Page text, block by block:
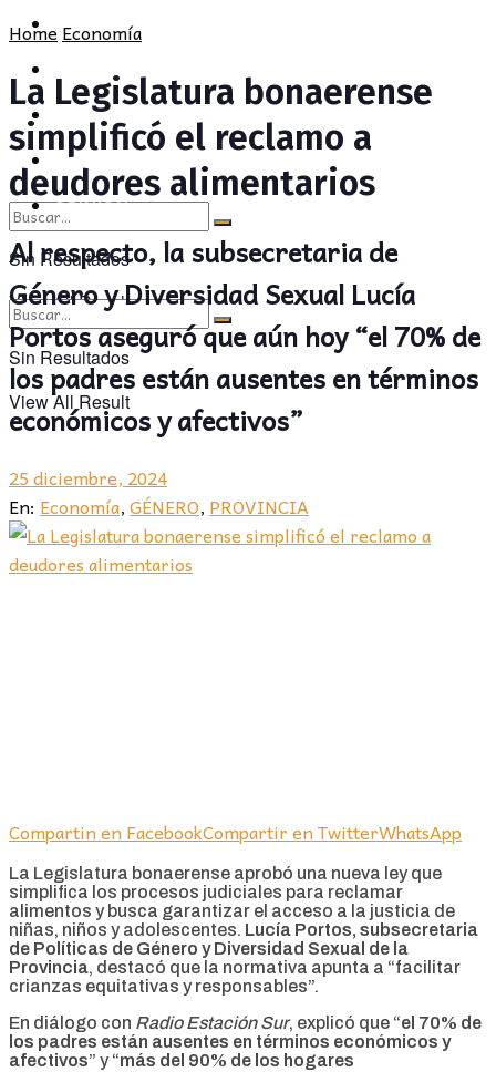
POLÍTICA
CULTURA
OPINIÓN
Sin Resultados
View All Result
PROVINCIA
POLÍTICA
SOCIEDAD
CULTURA
OPINIÓN
Sin Resultados
View All Result
HomeEconomía
La Legislatura bonaerense
simplificó el reclamo a
deudores alimentarios
Al respecto, la subsecretaria de
Género y Diversidad Sexual Lucía
Portos aseguró que aún hoy “el 70% de
los padres están ausentes en términos
económicos y afectivos”
25 diciembre, 2024
En: Economía,GÉNERO, PROVINCIA
Compartin en FacebookCompartir en TwitterWhatsApp
La Legislatura bonaerense aprobó una nueva ley que
simplifica los procesos judiciales para reclamar
alimentos y busca garantizar el acceso a la justicia de
niñas, niños y adolescentes. Lucía Portos, subsecretaria
de Políticas de Género y Diversidad Sexual de la
Provincia, destacó que la normativa apunta a “facilitar
crianzas equitativas y responsables”.
En diálogo con Radio Estación Sur, explicó que “el 70% de
los padres están ausentes en términos económicos y
afectivos” y “más del 90% de los hogares